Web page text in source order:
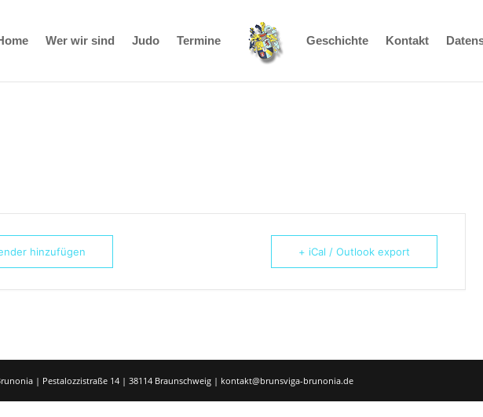
Wer wir sind Judo Termine Geschichte Kontakt
hinzufügen + iCal / Outlook export
| Pestalozzistraße 14 | 38114 Braunschweig | kontakt@brunsviga-brunonia.de